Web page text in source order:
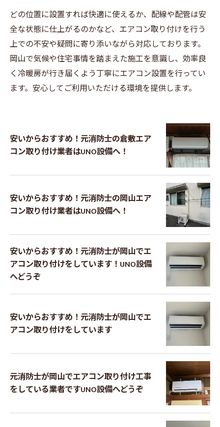
どの位置に設置すれば快適に使えるか、配線や配管は安
全な状態に仕上がるのかなど、エアコン取り付けを行う
上での不安や疑問に寄り添いながら対応しております。
岡山で気候や住宅事情を踏まえた施工を意識し、効率良
く冷暖房が行き届くよう丁寧にエアコン設置を行ってい
ます。安心してご利用いただける環境を提供します。
安いからおすすめ！元消防士の倉敷エア
コン取り付け業者はUNO設備へ！
安いからおすすめ！元消防士の岡山エア
コン取り付け業者はUNO設備へ！
安いからおすすめ！元消防士が岡山でエ
アコン取り付けをしています！UNO設備
へどうぞ
安いからおすすめ！元消防士が岡山でエ
アコン取り付けをしています
元消防士が岡山でエアコン取り付け工事
をしている業者ですUNO設備へどうぞ